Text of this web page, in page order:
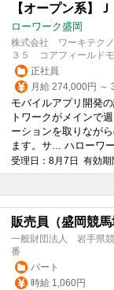
【オープン系】
ローワーク盛岡
株式会社 ワーキテク
３５ コアフィールド
正社員
月給 274,000円 ～
モバイルアプリ開発
トワークがメインで
ーションを取りなが
ます。サ... ハローワ
受理日：8月7日 有効期
販売員（盛岡競馬
一般財団法人 岩手県競
番
パート
時給 1,060円